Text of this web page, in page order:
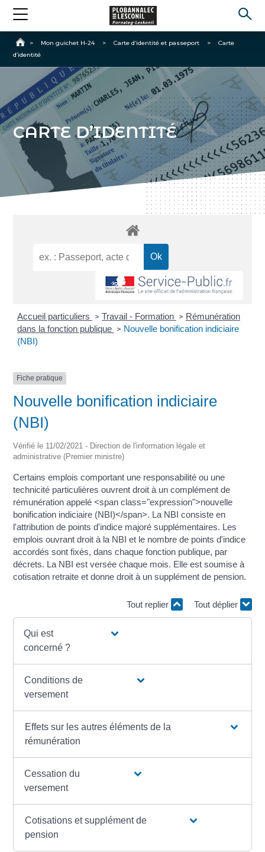
Accueil
> Mon guichet H-24 > Carte d’identité et passeport >
Carte
d’identité
CARTE D’IDENTITÉ
Accueil particuliers > Travail - Formation > Rémunération
dans la fonction publique > Nouvelle bonification indiciaire
(NBI)
Fiche pratique
Nouvelle bonification indiciaire
(NBI)
Vérifié le 11/02/2021 - Direction de l'information légale et
administrative (Premier ministre)
Certains emplois comportant une responsabilité ou une
technicité particulières ouvrent droit à un complément de
rémunération appelé <span class="expression">nouvelle
bonification indiciaire (NBI)</span>. La NBI consiste en
l'attribution de points d'indice majoré supplémentaires. Les
emplois ouvrant droit à la NBI et le nombre de points d'indice
accordés sont fixés, dans chaque fonction publique, par
décrets. La NBI est versée chaque mois. Elle est soumise à
cotisation retraite et donne droit à un supplément de pension.
Tout replier Tout déplier
Qui est
concerné ?
Conditions de
versement
Effets sur les autres éléments de la
rémunération
Cessation du
versement
Cotisations et supplément de
pension